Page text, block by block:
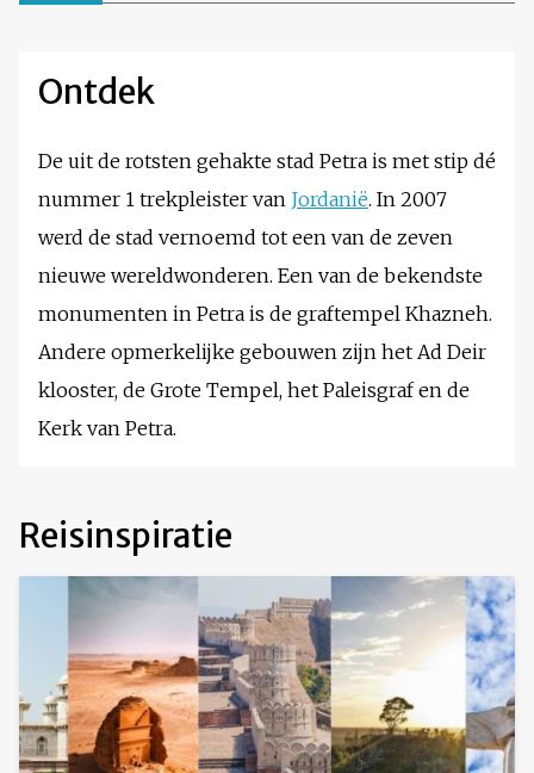
Ontdek
De uit de rotsten gehakte stad Petra is met stip dé
nummer 1 trekpleister van Jordanië. In 2007
werd de stad vernoemd tot een van de zeven
nieuwe wereldwonderen. Een van de bekendste
monumenten in Petra is de graftempel Khazneh.
Andere opmerkelijke gebouwen zijn het Ad Deir
klooster, de Grote Tempel, het Paleisgraf en de
Kerk van Petra.
Reisinspiratie